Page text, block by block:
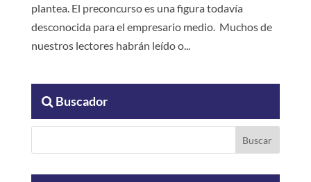
plantea. El preconcurso es una figura todavía
desconocida para el empresario medio. Muchos de
nuestros lectores habrán leído o...
Buscador